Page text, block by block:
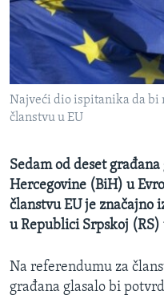
MAGAZIN
O GLASU AMERIKE
Learning English
Jezici
Najveći dio ispitanika da
članstvu u EU
Sedam od deset
Hercegovine (BiH) u
članstvu EU je značajno
u Republici Srpskoj
Na referendumu za
građana glasalo bi